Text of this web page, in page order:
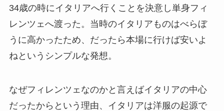
34歳の時にイタリアへ行くことを決意し単身フィ
レンツェへ渡った。当時のイタリアものはべらぼ
うに高かったため、だったら本場に行けば安いよ
ねというシンプルな発想。
なぜフィレンツェなのかと言えばイタリアの中心
だったからという理由、イタリアは洋服の起源で